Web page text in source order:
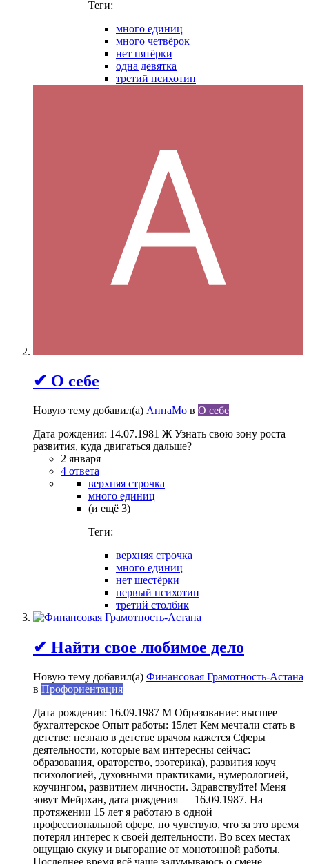
Теги:
много единиц
много четвёрок
нет пятёрки
одна девятка
третий психотип
✔ О себе
Новую тему добавил(а) АннаМо в О себе
Дата рождения: 14.07.1981 Ж Узнать свою зону роста
развития, куда двигаться дальше?
2 января
4 ответа
верхняя строчка
много единиц
(и ещё 3)
Теги:
верхняя строчка
много единиц
нет шестёрки
первый психотип
третий столбик
✔ Найти свое любимое дело
Новую тему добавил(а) Финансовая Грамотность-Астана
в Профориентация
Дата рождения: 16.09.1987 М Образование: высшее
бухгалтерское Опыт работы: 15лет Кем мечтали стать в
детстве: незнаю в детстве врачом кажется Сферы
деятельности, которые вам интересны сейчас:
образования, ораторство, эзотерика), развития коуч
психологией, духовными практиками, нумерологией,
коучингом, развитием личности. Здравствуйте! Меня
зовут Мейрхан, дата рождения — 16.09.1987. На
протяжении 15 лет я работаю в одной
профессиональной сфере, но чувствую, что за это время
потерял интерес к своей деятельности. Во всех местах
ощущаю скуку и выгорание от монотонной работы.